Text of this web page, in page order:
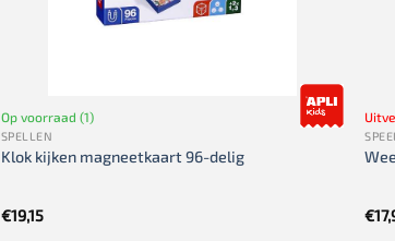
Op voorraad (1)
SPELLEN
Klok kijken magneetkaart 96-delig
€19,15 €